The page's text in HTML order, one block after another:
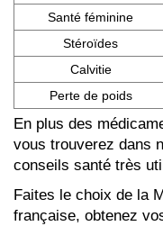
Santé féminine
Stéroïdes
Calvitie
Perte de poids
En plus des
vous trouverez dans
conseils santé très
Faites le choix de la
française, obtenez